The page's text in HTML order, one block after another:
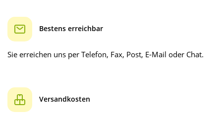
Bestens erreichbar
Sie erreichen uns per Telefon, Fax, Post, E-Mail oder Chat.
Versandkosten